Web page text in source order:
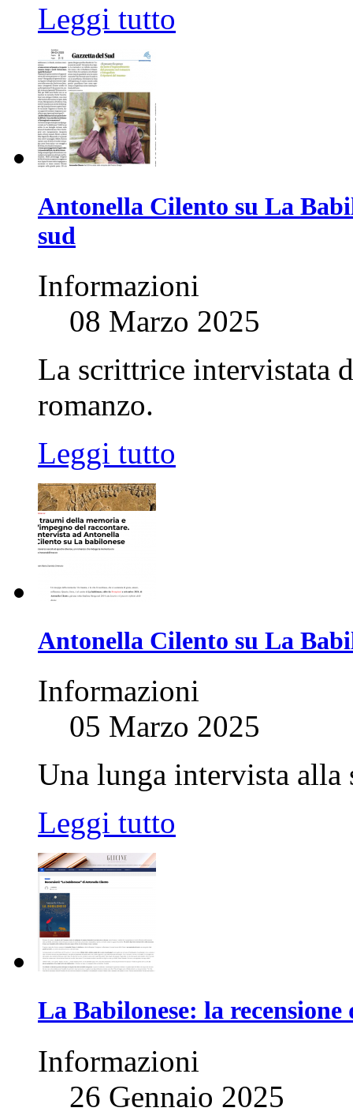
Leggi tutto
Antonella Cilento su La
sud
Informazioni
08 Marzo 2025
La scrittrice intervistata
romanzo.
Leggi tutto
Antonella Cilento su La
Informazioni
05 Marzo 2025
Una lunga intervista
Leggi tutto
La Babilonese: la
Informazioni
26 Gennaio 2025